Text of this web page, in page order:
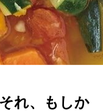
れ、もしか